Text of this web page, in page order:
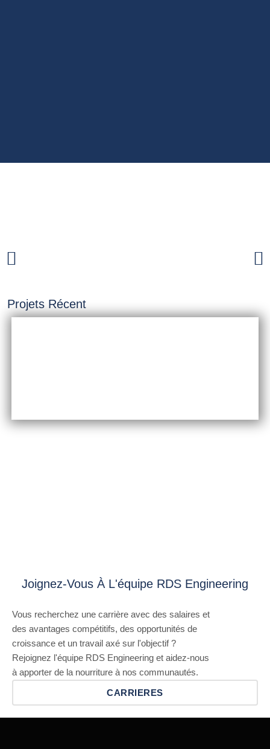
Projets Récent
Joignez-Vous À L'équipe RDS Engineering
Vous recherchez une carrière avec des salaires et
des avantages compétitifs, des opportunités de
croissance et un travail axé sur l'objectif ?
Rejoignez l'équipe RDS Engineering et aidez-nous
à apporter de la nourriture à nos communautés.
CARRIERES